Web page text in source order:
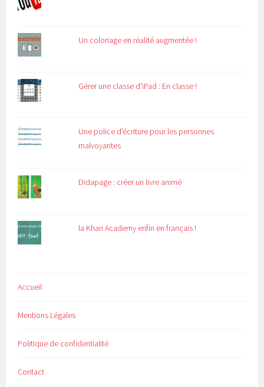
Un coloriage en réalité augmentée !
Gérer une classe d'iPad : En classe !
Une police d'écriture pour les personnes
malvoyantes
Didapage : créer un livre animé
la Khan Academy enfin en français !
Accueil
Mentions Légales
Politique de confidentialité
Contact